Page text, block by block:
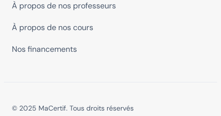
À propos de nos professeurs
À propos de nos cours
Nos financements
© 2025 MaCertif. Tous droits réservés